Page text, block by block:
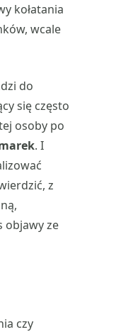
kołatania
wcale
do
się często
osoby po
. I
z
objawy ze
czy